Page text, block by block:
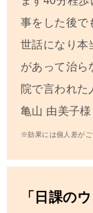
事をした後で
世話になり本
があって治ら
院で言われた
亀山 由美子様
※効果には個人差がご
「日課の